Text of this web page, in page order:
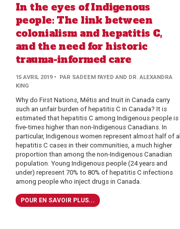
In the eyes of Indigenous
people: The link between
colonialism and hepatitis C,
and the need for historic
trauma-informed care
15 AVRIL 2019 • PAR SADEEM FAYED AND DR. ALEXANDRA
KING
Why do First Nations, Métis and Inuit in Canada carry
such an unfair burden of hepatitis C in Canada? It is
estimated that hepatitis C among Indigenous people is
five-times higher than non-Indigenous Canadians. In
particular, Indigenous women represent almost half of all
hepatitis C cases in their communities, a much higher
proportion than among the non-Indigenous Canadian
population. Young Indigenous people (24 years and
under) represent 70% to 80% of hepatitis C infections
among people who inject drugs in Canada.
POUR EN SAVOIR PLUS...